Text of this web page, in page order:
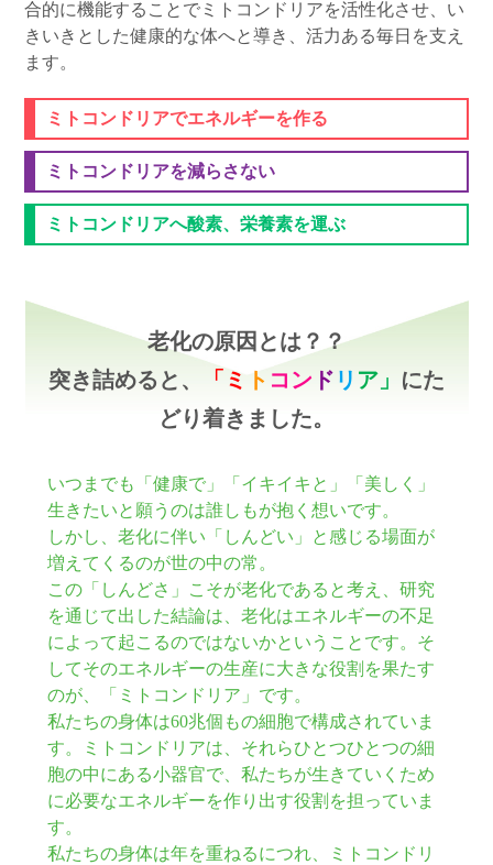
合的に機能することでミトコンドリアを活性化させ、い
きいきとした健康的な体へと導き、活力ある毎日を支え
ます。
ミトコンドリアでエネルギーを作る
ミトコンドリアを減らさない
ミトコンドリアへ酸素、栄養素を運ぶ
老化の原因とは？？
突き詰めると、
「ミ ト コン ド リ ア」 にた
どり着きました。
いつまでも「健康で」「イキイキと」「美しく」
生きたいと願うのは誰しもが抱く想いです。
しかし、老化に伴い「しんどい」と感じる場面が
増えてくるのが世の中の常。
この「しんどさ」こそが老化であると考え、研究
を通じて出した結論は、老化はエネルギーの不足
によって起こるのではないかということです。そ
してそのエネルギーの生産に大きな役割を果たす
のが、「ミトコンドリア」です。
私たちの身体は60兆個もの細胞で構成されていま
す。ミトコンドリアは、それらひとつひとつの細
胞の中にある小器官で、私たちが生きていくため
に必要なエネルギーを作り出す役割を担っていま
す。
私たちの身体は年を重ねるにつれ、ミトコンドリ